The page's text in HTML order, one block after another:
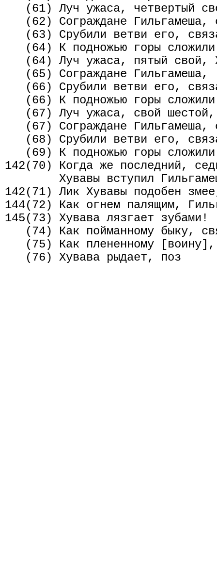
(61) Луч ужаса, четвертый
(62) Сограждане Гильгамеша,
(63) Срубили ветви его,
(64) К подножью горы
(64) Луч ужаса, пятый свой,
(65) Сограждане Гильгамеша,
(66) Срубили ветви его,
(66) К подножью горы
(67) Луч ужаса, свой
(67) Сограждане Гильгамеша,
(68) Срубили ветви его,
(69) К подножью горы
142(70) Когда же последний,
Хувавы вступил
142(71) Лик Хувавы подобен
144(72) Как огнем палящим,
145(73) Хувава лязгает зубами!
(74) Как пойманному быку,
(75) Как плененному
   (76) Хувава рыдает, поз